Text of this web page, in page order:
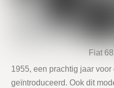
Fiat
1955, een prachtig jaar
geïntroduceerd. Ook dit